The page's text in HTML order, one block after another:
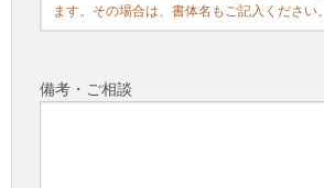
ます。その場合は、書体名もご記入ください。
備考・ご相談